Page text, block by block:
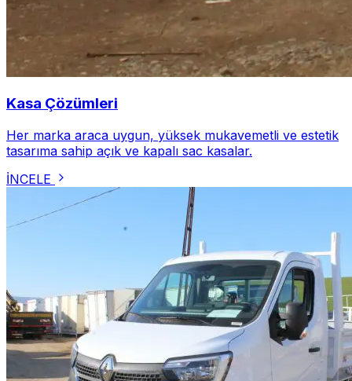
Kasa Çözümleri
Her marka araca uygun, yüksek mukavemetli ve estetik
tasarıma sahip açık ve kapalı sac kasalar.
İNCELE